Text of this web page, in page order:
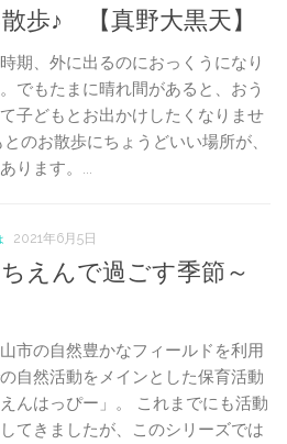
歩♪ 【真野大黒天】
期、外に出るのにおっくうになり
でもたまに晴れ間があると、おう
子どもとお出かけしたくなりませ
のお散歩にちょうどいい場所が、
ります。...
2021年6月5日
えんで過ごす季節～
市の自然豊かなフィールドを利用
自然活動をメインとした保育活動
えんはっぴー」。 これまでにも活動
てきましたが、このシリーズでは